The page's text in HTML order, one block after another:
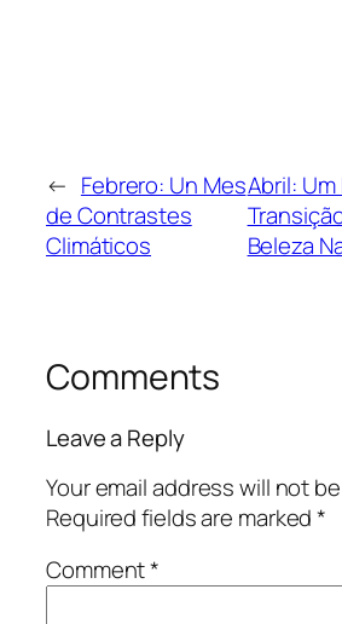
← Febrero: Un Mes
de Contrastes
Climáticos
Abril:
Beleza
Comments
Leave a Reply
Your email address will not
Required fields are marked*
Comment*